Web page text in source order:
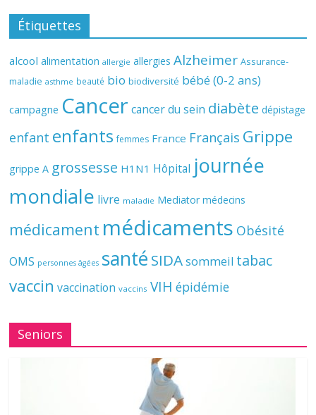
Étiquettes
alcool alimentation allergie allergies Alzheimer Assurance-
maladie asthme beauté bio biodiversité bébé (0-2 ans)
campagne Cancer cancer du sein diabète dépistage
enfant enfants femmes France Français Grippe
grippe A grossesse H1N1 Hôpital journée
mondiale livre maladie Mediator médecins
médicament médicaments Obésité
OMS personnes âgées santé SIDAsommeil tabac
vaccin vaccination vaccins VIH épidémie
Seniors